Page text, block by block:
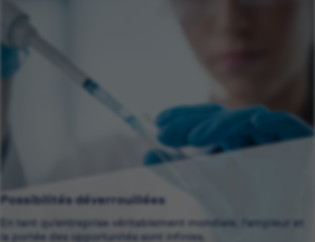
Possibilités déverrouillées
En tant qu'entreprise véritablement mondiale, l'ampleur et
la portée des opportunités sont infinies.